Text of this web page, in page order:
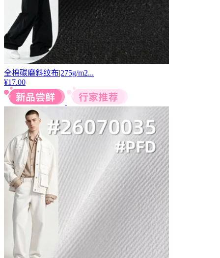
全棉碳磨斜纹布|275g/m2...
¥17.00